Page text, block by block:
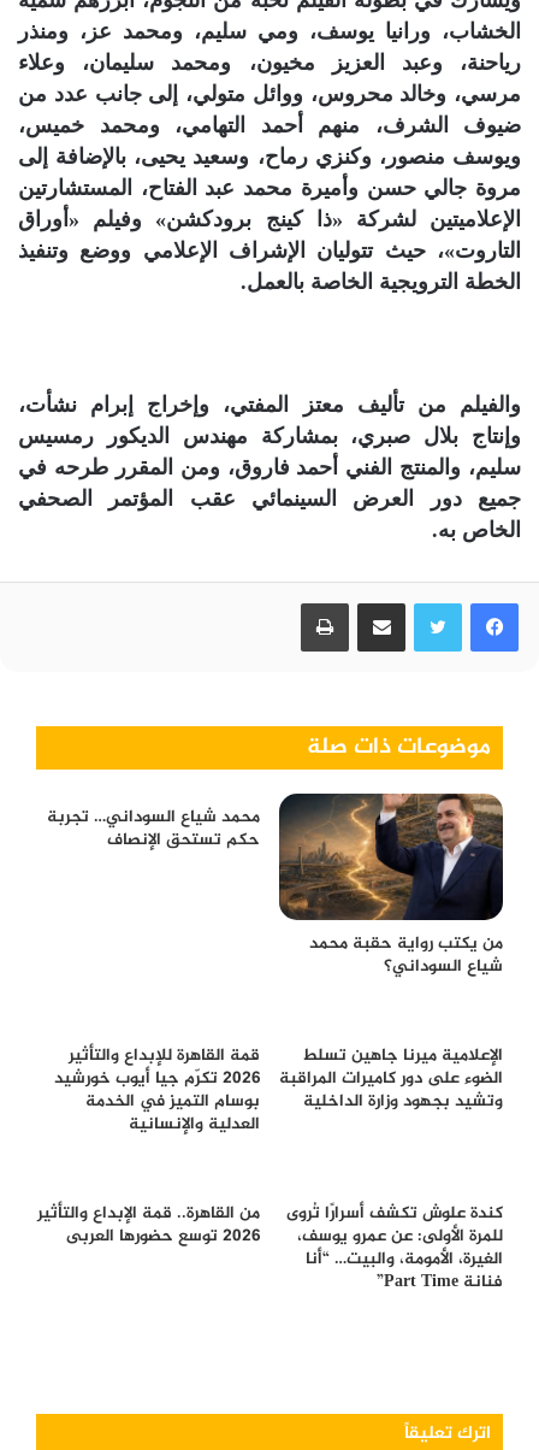
الخشاب، ورانيا يوسف، ومي سليم، ومحمد عز، ومنذر
رياحنة، وعبد العزيز مخيون، ومحمد سليمان، وعلاء
مرسي، وخالد محروس، ووائل متولي، إلى جانب عدد من
ضيوف الشرف، منهم أحمد التهامي، ومحمد خميس،
ويوسف منصور، وكنزي رماح، وسعيد يحيى، بالإضافة إلى
مروة جالي حسن وأميرة محمد عبد الفتاح، المستشارتين
الإعلاميتين لشركة «ذا كينج برودكشن» وفيلم «أوراق
التاروت»، حيث تتوليان الإشراف الإعلامي ووضع وتنفيذ
الخطة الترويجية الخاصة بالعمل.
والفيلم من تأليف معتز المفتي، وإخراج إبرام نشأت،
وإنتاج بلال صبري، بمشاركة مهندس الديكور رمسيس
سليم، والمنتج الفني أحمد فاروق، ومن المقرر طرحه في
جميع دور العرض السينمائي عقب المؤتمر الصحفي
الخاص به.
فيسبوك
موضوعات ذات صلة
من يكتب رواية حقبة محمد
شياع السوداني؟
محمد شياع السوداني… تجربة
حكم تستحق الإنصاف
الإعلامية ميرنا جاهين تسلط
الضوء على دور كاميرات المراقبة
وتشيد بجهود وزارة الداخلية
قمة القاهرة للإبداع والتأثير
2026 تكرّم جيا أيوب خورشيد
بوسام التميز في الخدمة
العدلية والإنسانية
كندة علوش تكشف أسرارًا تُروى
للمرة الأولى: عن عمرو يوسف،
الغيرة، الأمومة، والبيت… “أنا
فنانة Part Time”
من القاهرة.. قمة الإبداع والتأثير
2026 توسع حضورها العربى
اترك تعليقاً